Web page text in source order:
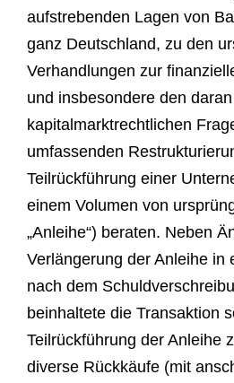
aufstrebenden Lagen von
ganz Deutschland, zu den
Verhandlungen zur
und insbesondere den
kapitalmarktrechtlichen
umfassenden
Teilrückführung einer
einem Volumen von
„Anleihe“) beraten. Neben
Verlängerung der Anleihe in
nach dem
beinhaltete die Transaktion
Teilrückführung der Anleihe
diverse Rückkäufe (mit